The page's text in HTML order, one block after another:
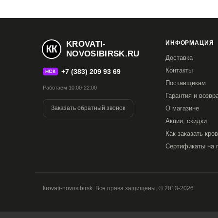
Купить в 1 клик
Все модификации:
120x190 120x200 140x190 140x200
KROVATI-
NOVOSIBIRSK.RU
НСК +7 (383) 209 93 69
Работаем 10:00-22:00
Заказать обратный звонок
ИНФОРМАЦИЯ
Доставка
Контакты
Поставщикам
Гарантия и
О магазине
Акции, скидки
Как заказать
Сертификаты на
krovati-novosibirsk. Все права защищены. © 2013-2026